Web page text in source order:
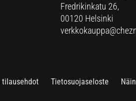
Fredrikinkatu 26,
00120 Helsinki
tilausehdot Tietosuojaseloste